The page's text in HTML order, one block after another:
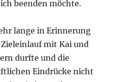
um erfolgreich zu
dann das
des Rennens und
Crossing